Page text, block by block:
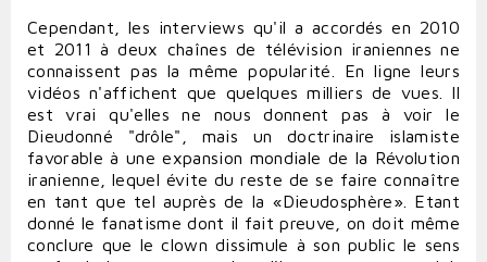
Cependant, les interviews qu'il a accordés en 2010
et 2011 à deux chaînes de télévision iraniennes ne
connaissent pas la même popularité. En ligne leurs
vidéos n'affichent que quelques milliers de vues. Il
est vrai qu'elles ne nous donnent pas à voir le
Dieudonné "drôle", mais un doctrinaire islamiste
favorable à une expansion mondiale de la Révolution
iranienne, lequel évite du reste de se faire connaître
en tant que tel auprès de la «Dieudosphère». Etant
donné le fanatisme dont il fait preuve, on doit même
conclure que le clown dissimule à son public le sens